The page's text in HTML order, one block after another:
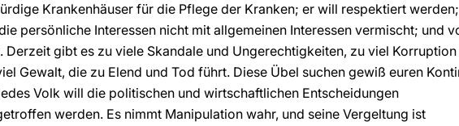
Krankenhäuser für die Pflege der Kranken; er will respektiert
persönliche Interessen nicht mit allgemeinen Interessen vermischt; und
gibt es zu viele Skandale und Ungerechtigkeiten, zu viel Korruption
Gewalt, die zu Elend und Tod führt. Diese Übel suchen gewiß euren
Volk will die politischen und wirtschaftlichen Entscheidungen
werden. Es nimmt Manipulation wahr, und seine Vergeltung ist